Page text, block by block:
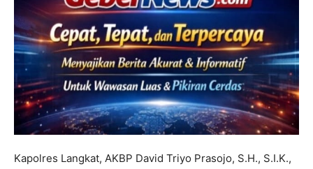
Kapolres Langkat, AKBP David Triyo Prasojo, S.H., S.I.K.,